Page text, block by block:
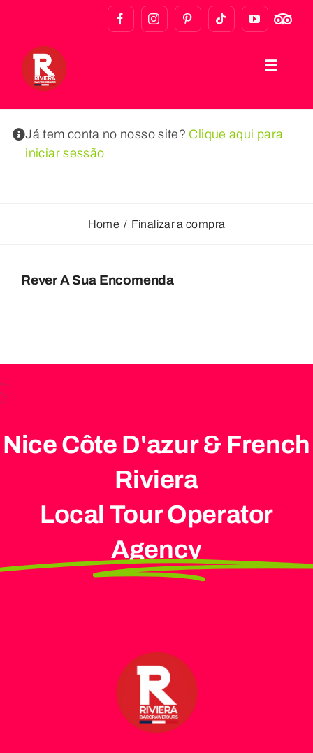
CONTATO
Já tem conta no nosso site? Clique aqui para
iniciar sessão
Home Finalizar a compra
Rever A Sua Encomenda
Nice Côte D'azur & French
Riviera
Local Tour Operator
Agency